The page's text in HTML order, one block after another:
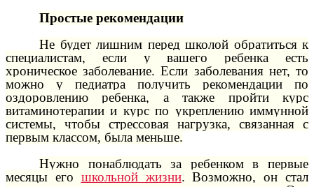
Простые рекомендации
Не будет лишним перед школой обратиться к
специалистам, если у вашего ребенка есть
хроническое заболевание. Если заболевания нет, то
можно у педиатра получить рекомендации по
оздоровлению ребенка, а также пройти курс
витаминотерапии и курс по укреплению иммунной
системы, чтобы стрессовая нагрузка, связанная с
первым классом, была меньше.
Нужно понаблюдать за ребенком в первые
месяцы его школьной жизни. Возможно, он стал